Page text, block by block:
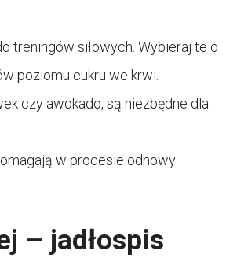
treningów siłowych. Wybieraj te o
poziomu cukru we krwi.
czy awokado, są niezbędne dla
w procesie odnowy
– jadłospis